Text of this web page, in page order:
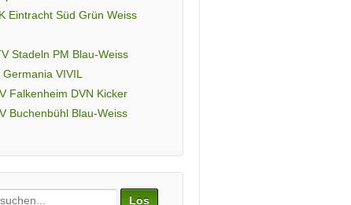
Eintracht Süd Grün Weiss
Stadeln PM Blau-Weiss
Germania VIVIL
Falkenheim DVN Kicker
Buchenbühl Blau-Weiss